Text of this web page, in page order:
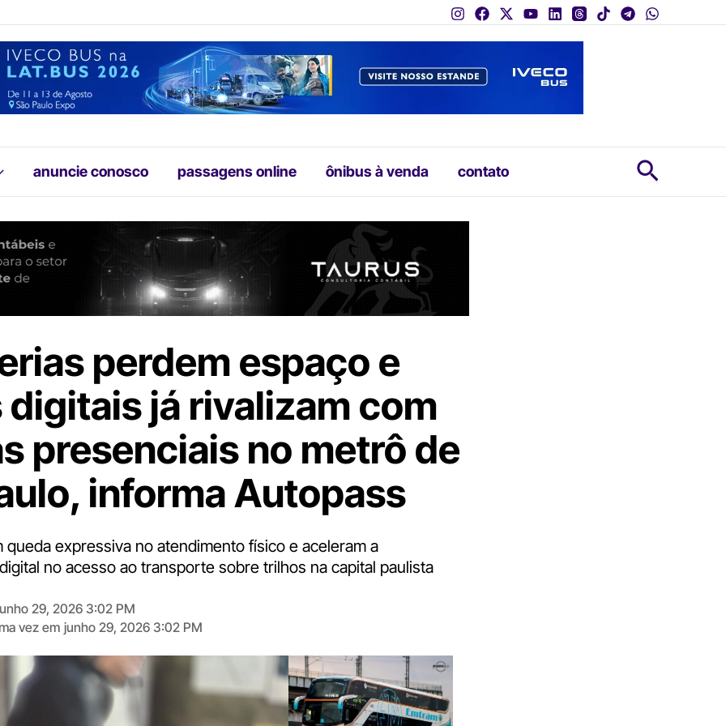
anuncie conosco passagens online ônibus à venda contato
perdem espaço e
digitais já rivalizam com
presenciais no metrô de
informa Autopass
queda expressiva no atendimento físico e aceleram a
no acesso ao transporte sobre trilhos na capital paulista
29, 2026 3:02 PM
vez em junho 29, 2026 3:02 PM
Digite
aqui
o
seu